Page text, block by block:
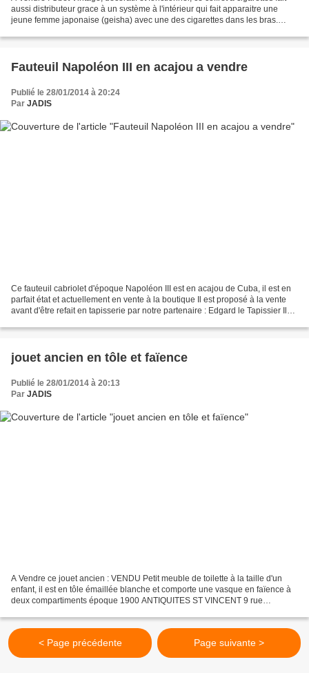
aussi distributeur grace à un système à l'intérieur qui fait apparaitre une
jeune femme japonaise (geisha) avec une des cigarettes dans les bras.
Fauteuil Napoléon III en acajou a vendre
Publié le 28/01/2014 à 20:24
Par JADIS
Ce fauteuil cabriolet d'époque Napoléon III est en acajou de Cuba, il est en
parfait état et actuellement en vente à la boutique Il est proposé à la vente
avant d'être refait en tapisserie par notre partenaire : Edgard le Tapissier Il
jouet ancien en tôle et faïence
Publié le 28/01/2014 à 20:13
Par JADIS
A Vendre ce jouet ancien : VENDU Petit meuble de toilette à la taille d'un
enfant, il est en tôle émaillée blanche et comporte une vasque en faïence à
deux compartiments époque 1900 ANTIQUITES ST VINCENT 9 rue
< Page précédente Page suivante >